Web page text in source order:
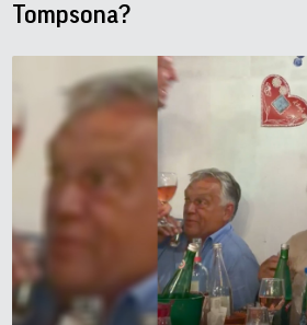
Tompsona?